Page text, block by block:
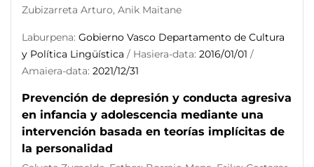
Zubizarreta Arturo, Anik Maitane
Laburpena: Gobierno Vasco Departamento de Cultura
y Política Lingüística / Hasiera-data: 2016/01/01 /
Amaiera-data: 2021/12/31
Prevención de depresión y conducta agresiva
en infancia y adolescencia mediante una
intervención basada en teorías implícitas de
la personalidad